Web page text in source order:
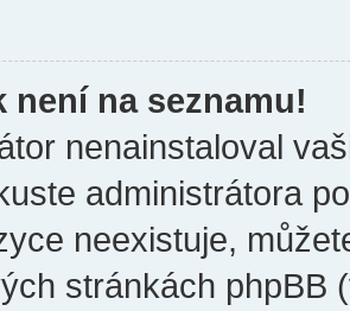
není na seznamu!
nenainstaloval
administrátora
neexistuje,
stránkách phpBB